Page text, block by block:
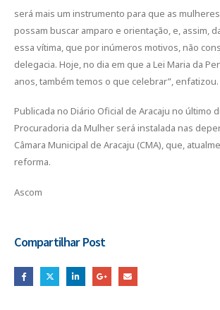
será mais um instrumento para que as
possam buscar amparo e orientação, e, assim,
essa vítima, que por inúmeros motivos, não
delegacia. Hoje, no dia em que a Lei Maria da
anos, também temos o que celebrar”, enfatizou.
Publicada no Diário Oficial de Aracaju no último
Procuradoria da Mulher será instalada nas
Câmara Municipal de Aracaju (CMA), que,
reforma.
Ascom
Compartilhar Post